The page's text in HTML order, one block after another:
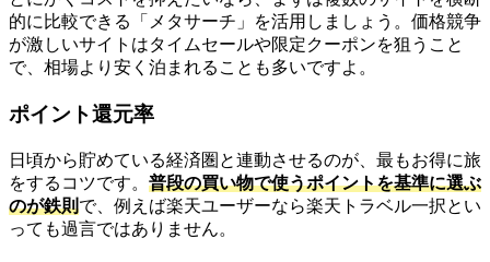
的に比較できる「メタサーチ」を活用しましょう。価格競争
が激しいサイトはタイムセールや限定クーポンを狙うこと
で、相場より安く泊まれることも多いですよ。
ポイント還元率
日頃から貯めている経済圏と連動させるのが、最もお得に旅
をするコツです。 普段の買い物で使うポイントを基準に選ぶ
のが鉄則で、例えば楽天ユーザーなら楽天トラベル一択とい
っても過言ではありません。